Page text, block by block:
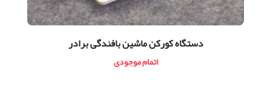
دستگاه کورکن ماشین بافندگی برادر
اتمام موجودی